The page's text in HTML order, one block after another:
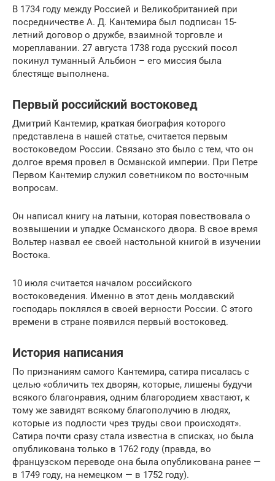
В 1734 году между Россией и Великобританией при
посредничестве А. Д. Кантемира был подписан 15-
летний договор о дружбе, взаимной торговле и
мореплавании. 27 августа 1738 года русский посол
покинул туманный Альбион – его миссия была
блестяще выполнена.
Первый российский востоковед
Дмитрий Кантемир, краткая биография которого
представлена в нашей статье, считается первым
востоковедом России. Связано это было с тем, что он
долгое время провел в Османской империи. При Петре
Первом Кантемир служил советником по восточным
вопросам.
Он написал книгу на латыни, которая повествовала о
возвышении и упадке Османского двора. В свое время
Вольтер назвал ее своей настольной книгой в изучении
Востока.
10 июля считается началом российского
востоковедения. Именно в этот день молдавский
господарь поклялся в своей верности России. С этого
времени в стране появился первый востоковед.
История написания
По признаниям самого Кантемира, сатира писалась с
целью «обличить тех дворян, которые, лишены будучи
всякого благонравия, одним благородием хвастают, к
тому же завидят всякому благополучию в людях,
которые из подлости чрез труды свои происходят».
Сатира почти сразу стала известна в списках, но была
опубликована только в 1762 году (правда, во
французском переводе она была опубликована ранее —
в 1749 году, на немецком — в 1752 году).